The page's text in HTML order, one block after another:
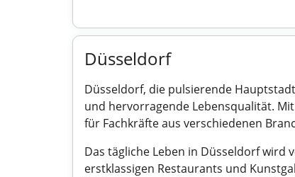
Düsseldorf
Düsseldorf, die pulsierende
und hervorragende Lebensqualität.
für Fachkräfte aus verschiedenen
Das tägliche Leben in Düsseldorf wird
erstklassigen Restaurants und